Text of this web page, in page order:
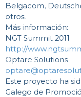
Belgacom,
otros.
Más información:
NGT Summit 2011
http://
Optare Solutions
Este proyecto ha
Galego de